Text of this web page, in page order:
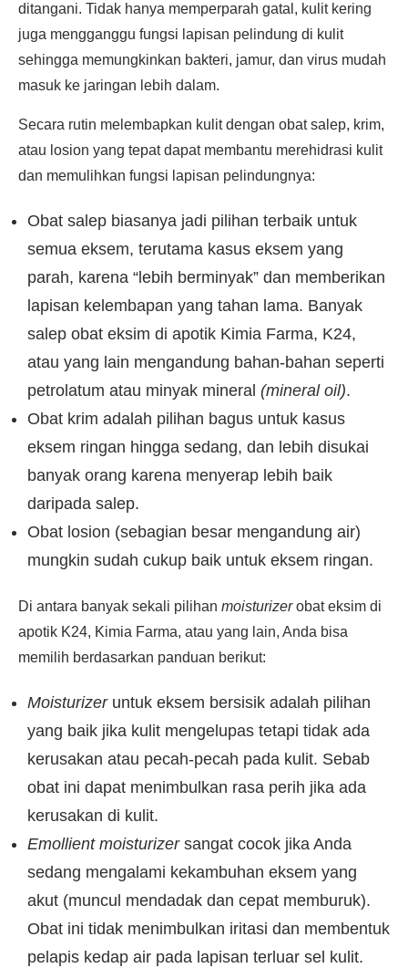
ditangani. Tidak hanya memperparah gatal, kulit kering
juga mengganggu fungsi lapisan pelindung di kulit
sehingga memungkinkan bakteri, jamur, dan virus mudah
masuk ke jaringan lebih dalam.
Secara rutin melembapkan kulit dengan obat salep, krim,
atau losion yang tepat dapat membantu merehidrasi kulit
dan memulihkan fungsi lapisan pelindungnya:
Obat salep biasanya jadi pilihan terbaik untuk
semua eksem, terutama kasus eksem yang
parah, karena “lebih berminyak” dan memberikan
lapisan kelembapan yang tahan lama. Banyak
salep obat eksim di apotik Kimia Farma, K24,
atau yang lain mengandung bahan-bahan seperti
petrolatum atau minyak mineral (mineral oil).
Obat krim adalah pilihan bagus untuk kasus
eksem ringan hingga sedang, dan lebih disukai
banyak orang karena menyerap lebih baik
daripada salep.
Obat losion (sebagian besar mengandung air)
mungkin sudah cukup baik untuk eksem ringan.
Di antara banyak sekali pilihan moisturizerobat eksim di
apotik K24, Kimia Farma, atau yang lain, Anda bisa
memilih berdasarkan panduan berikut:
Moisturizeruntuk eksem bersisik adalah pilihan
yang baik jika kulit mengelupas tetapi tidak ada
kerusakan atau pecah-pecah pada kulit. Sebab
obat ini dapat menimbulkan rasa perih jika ada
kerusakan di kulit.
Emollient moisturizersangat cocok jika Anda
sedang mengalami kekambuhan eksem yang
akut (muncul mendadak dan cepat memburuk).
Obat ini tidak menimbulkan iritasi dan membentuk
pelapis kedap air pada lapisan terluar sel kulit.